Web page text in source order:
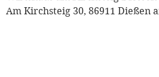
Am Kirchsteig 30, 86911 Dießen